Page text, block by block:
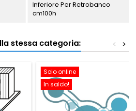
Inferiore Per Retrobanco
cm100h
stessa categoria: >
<
Solo online
In saldo!